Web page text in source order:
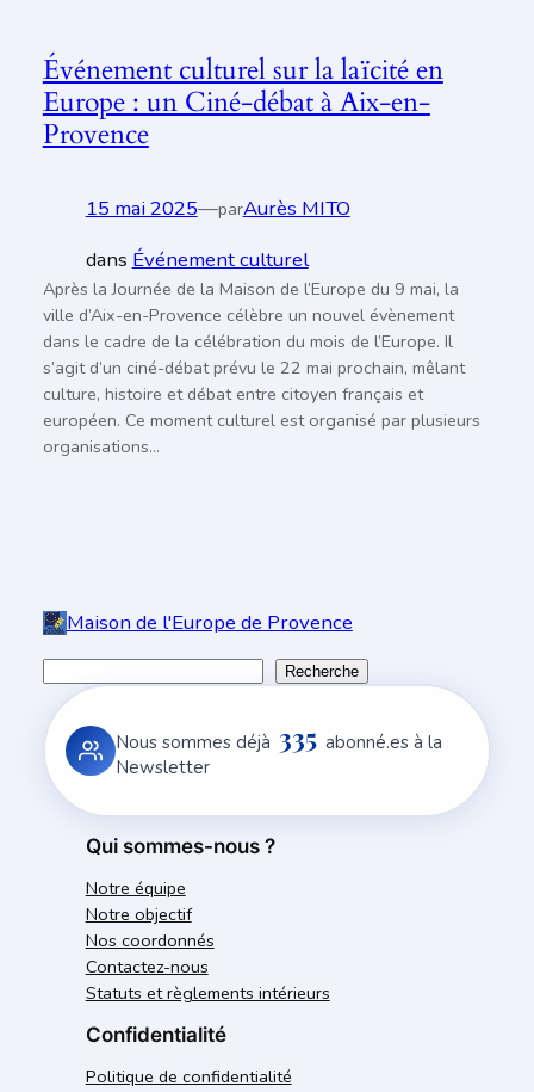
Événement culturel sur la laïcité en
Europe : un Ciné-débat à Aix-en-
Provence
15 mai 2025—parAurès MITO
dans Événement culturel
Après la Journée de la Maison de l’Europe du 9 mai, la
ville d’Aix-en-Provence célèbre un nouvel évènement
dans le cadre de la célébration du mois de l’Europe. Il
s’agit d’un ciné-débat prévu le 22 mai prochain, mêlant
culture, histoire et débat entre citoyen français et
européen. Ce moment culturel est organisé par plusieurs
organisations…
Maison de l'Europe de Provence
c
h
Recherche
Nous sommes déjà 335 abonné.es à la
Newsletter
Qui sommes-nous ?
Notre équipe
Notre objectif
Nos coordonnés
Contactez-nous
Statuts et règlements intérieurs
Confidentialité
Politique de confidentialité